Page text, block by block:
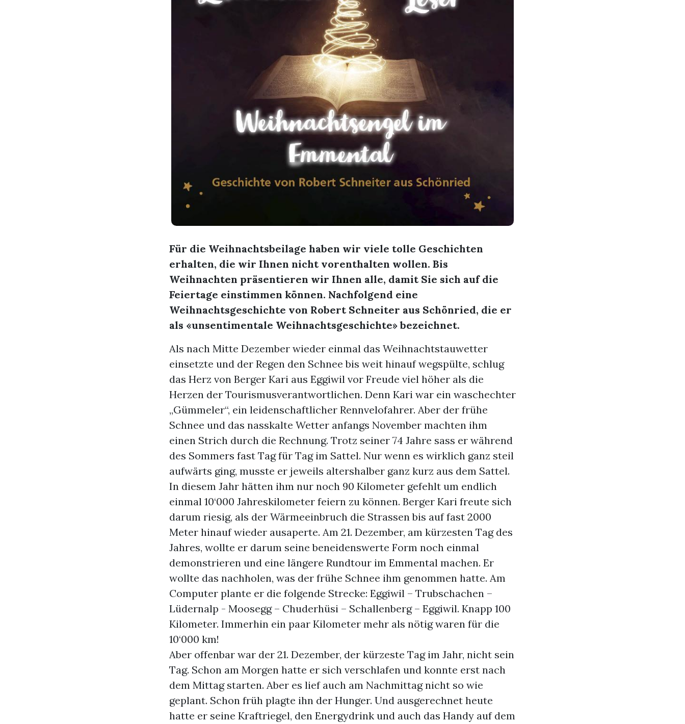
Für die Weihnachtsbeilage haben wir viele tolle Geschichten
erhalten, die wir Ihnen nicht vorenthalten wollen. Bis
Weihnachten präsentieren wir Ihnen alle, damit Sie sich auf die
Feiertage einstimmen können. Nachfolgend eine
Weihnachtsgeschichte von Robert Schneiter aus Schönried, die er
als «unsentimentale Weihnachtsgeschichte» bezeichnet.
Als nach Mitte Dezember wieder einmal das Weihnachtstauwetter
einsetzte und der Regen den Schnee bis weit hinauf wegspülte, schlug
das Herz von Berger Kari aus Eggiwil vor Freude viel höher als die
Herzen der Tourismusverantwortlichen. Denn Kari war ein waschechter
„Gümmeler“, ein leidenschaftlicher Rennvelofahrer. Aber der frühe
Schnee und das nasskalte Wetter anfangs November machten ihm
einen Strich durch die Rechnung. Trotz seiner 74 Jahre sass er während
des Sommers fast Tag für Tag im Sattel. Nur wenn es wirklich ganz steil
aufwärts ging, musste er jeweils altershalber ganz kurz aus dem Sattel.
In diesem Jahr hätten ihm nur noch 90 Kilometer gefehlt um endlich
einmal 10‘000 Jahreskilometer feiern zu können. Berger Kari freute sich
darum riesig, als der Wärmeeinbruch die Strassen bis auf fast 2000
Meter hinauf wieder ausaperte. Am 21. Dezember, am kürzesten Tag des
Jahres, wollte er darum seine beneidenswerte Form noch einmal
demonstrieren und eine längere Rundtour im Emmental machen. Er
wollte das nachholen, was der frühe Schnee ihm genommen hatte. Am
Computer plante er die folgende Strecke: Eggiwil – Trubschachen –
Lüdernalp - Moosegg – Chuderhüsi – Schallenberg – Eggiwil. Knapp 100
Kilometer. Immerhin ein paar Kilometer mehr als nötig waren für die
10‘000 km!
Aber offenbar war der 21. Dezember, der kürzeste Tag im Jahr, nicht sein
Tag. Schon am Morgen hatte er sich verschlafen und konnte erst nach
dem Mittag starten. Aber es lief auch am Nachmittag nicht so wie
geplant. Schon früh plagte ihn der Hunger. Und ausgerechnet heute
hatte er seine Kraftriegel, den Energydrink und auch das Handy auf dem